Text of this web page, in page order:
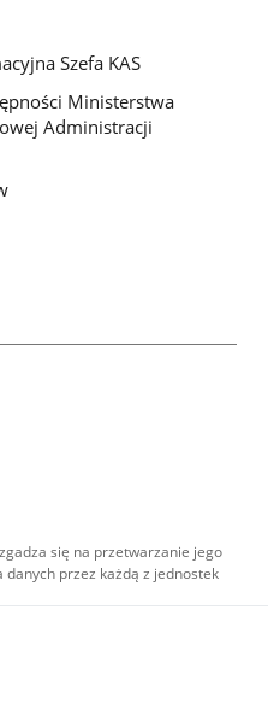
Szefa KAS
Ministerstwa
Administracji
się na przetwarzanie jego
danych przez każdą z jednostek